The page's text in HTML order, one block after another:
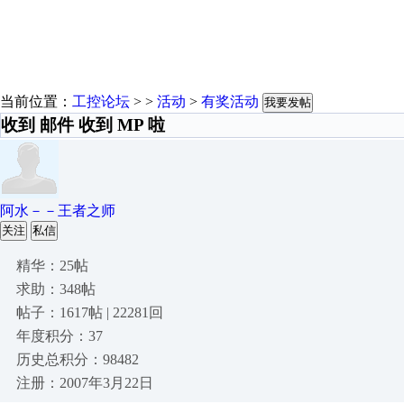
当前位置： 工控论坛 > > 活动 > 有奖活动 我要发帖
收到 邮件 收到 MP 啦
阿水－－王者之师
关注 私信
精华：25帖
求助：348帖
帖子：1617帖 | 22281回
年度积分：37
历史总积分：98482
注册：2007年3月22日